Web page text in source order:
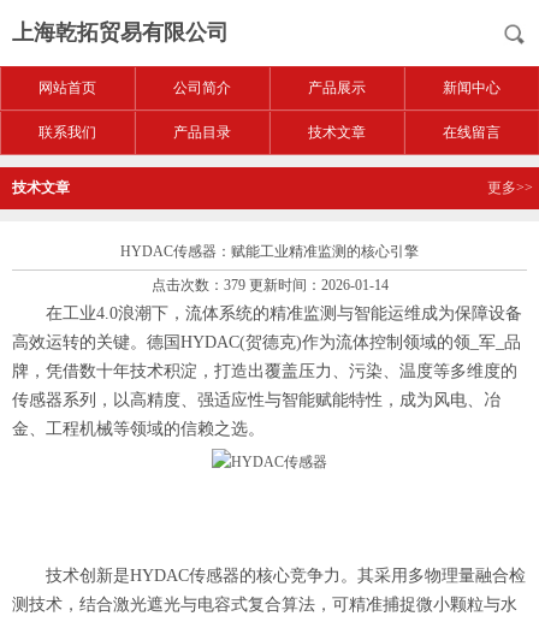
上海乾拓贸易有限公司
网站首页 公司简介 产品展示 新闻中心
联系我们 产品目录 技术文章 在线留言
技术文章 更多>>
HYDAC传感器：赋能工业精准监测的核心引擎
点击次数：379 更新时间：2026-01-14
在工业4.0浪潮下，流体系统的精准监测与智能运维成为保障设备
高效运转的关键。德国HYDAC(贺德克)作为流体控制领域的领_军_品
牌，凭借数十年技术积淀，打造出覆盖压力、污染、温度等多维度的
传感器系列，以高精度、强适应性与智能赋能特性，成为风电、冶
金、工程机械等领域的信赖之选。
技术创新是HYDAC传感器的核心竞争力。其采用多物理量融合检
测技术，结合激光遮光与电容式复合算法，可精准捕捉微小颗粒与水